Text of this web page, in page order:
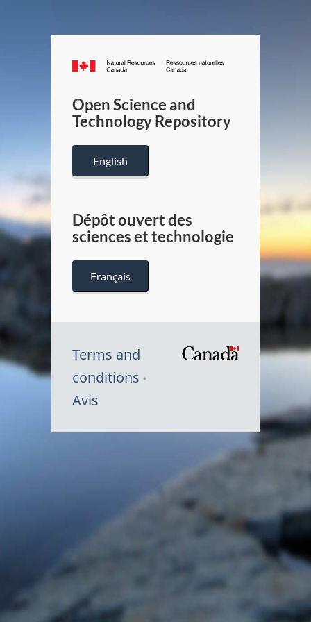
Canada.ca
/
Canada
Open Science and
Technology Repository
English
Dépôt ouvert des
sciences et technologie
Français
Terms and
conditions
Avis
du